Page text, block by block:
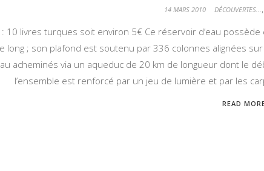
14 MARS 2010 DÉCOUVERTES...,
10 livres turques soit environ 5€ Ce réservoir d’eau
long ; son plafond est soutenu par 336 colonnes alignées
acheminés via un aqueduc de 20 km de longueur dont le
l’ensemble est renforcé par un jeu de lumière et par les
READ